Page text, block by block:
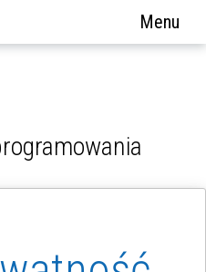
Menu